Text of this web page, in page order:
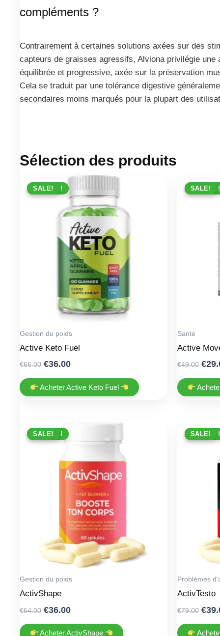
compléments ?
Contrairement à certaines solutions axées sur des
capteurs de graisses agressifs, Alviona privilégie une
équilibrée et progressive, axée sur la préservation
Cela se traduit par une tolérance digestive
secondaires moins marqués pour la plupart des
Sélection des produits
PROMO !
SALE!
Gestion du poids
Active Keto Fuel
€66.00 Original
was:
€66.00.
€36.00Current
is:
€36.00.
Acheter Active Keto Fuel
PROMO !
SALE!
Santé
Active
€49.00
was:
€
PROMO !
SALE!
Gestion du poids
ActivShape
€64.00 Original
was:
€36.00Current
is:
Acheter ActivShape
PROMO !
SALE!
Problèmes
ActivTesto
€79.00
was:
€